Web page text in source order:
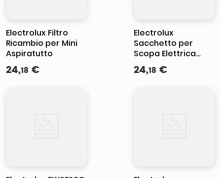
Electrolux Filtro
Ricambio per Mini
Aspiratutto
24,18 €
Electrolux
Sacchetto per
Scopa Elettrica
Energica
24,18 €